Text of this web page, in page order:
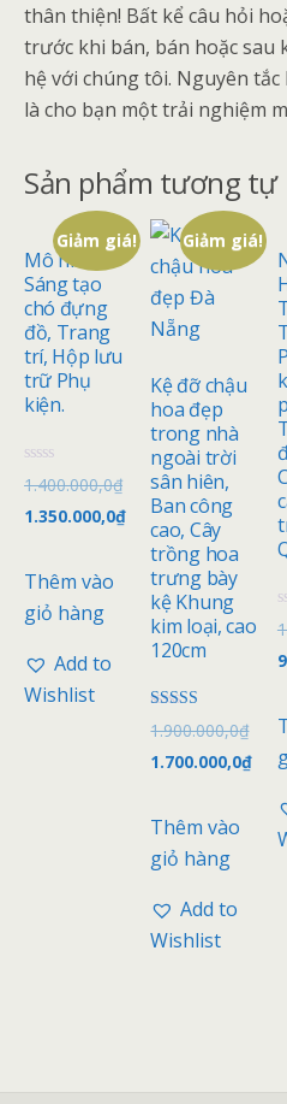
thân thiện! Bất kể câu hỏi
trước khi bán, bán hoặc sau
hệ với chúng tôi. Nguyên tắc
là cho bạn một trải nghiệm
Sản phẩm tương tự
Giảm giá!
Mô hình
Sáng tạo
chó đựng
đồ, Trang
trí, Hộp lưu
trữ Phụ
kiện.
Đ
ư
ợ
c
p
h
n
5
a
1.400.000,0₫
1.350.000,0₫
Thêm vào
giỏ hàng
Add to
Wishlist
Giảm giá!
Kệ đỡ chậu
hoa đẹp
trong nhà
ngoài trời
sân hiên,
Ban công
cao, Cây
trồng hoa
trưng bày
kệ Khung
kim loại, cao
120cm
Được xếp
hạng
5.00
5 sao
1.900.000,0₫
1.700.000,0₫
Thêm vào
giỏ hàng
Add to
Wishlist
Đ
ư
ợ
c
p
h
n
5
a